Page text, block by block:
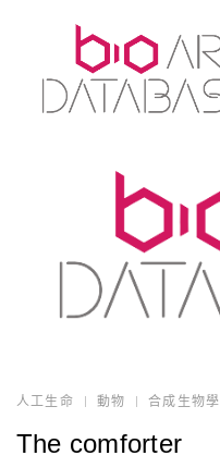
人工生命 動物 合成生物學
The comforter